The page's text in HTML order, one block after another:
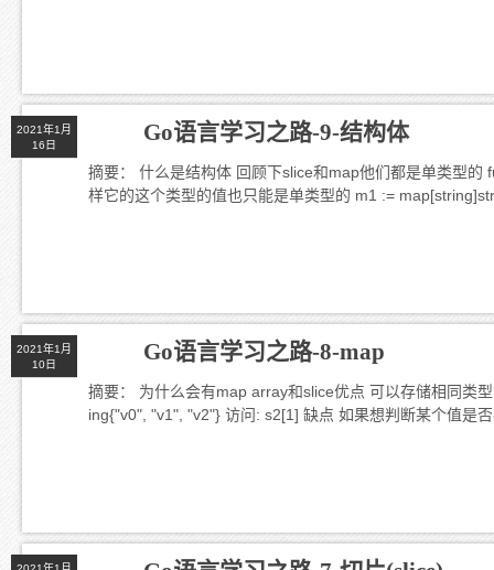
2021年1月
16日
Go语言学习之路-9-结构体
摘要： 什么是结构体 回顾下slice和map他们都是单类型
样它的这个类型的值也只能是单类型的 m1 :=
2021年1月
10日
Go语言学习之路-8-map
摘要： 为什么会有map array和slice优点 可以存储相同类
ing{"v0", "v1", "v2"} 访问: s2[1] 缺点 如果想判断某个值是